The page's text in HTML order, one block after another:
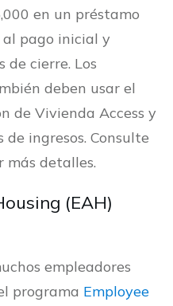
en un préstamo
pago inicial y
de cierre. Los
deben usar el
de Vivienda Access y
ingresos. Consulte
detalles.
(EAH)
empleadores
programa Employee